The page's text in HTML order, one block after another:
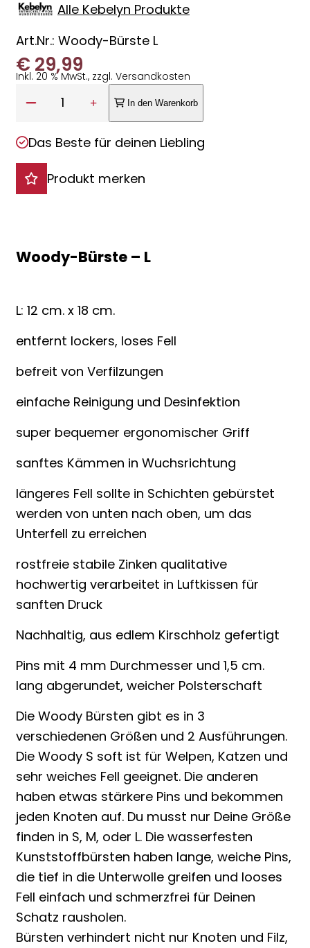
Alle Kebelyn Produkte
Art.Nr.: Woody-Bürste L
€ 29,99
Inkl. 20 % MwSt., zzgl. Versandkosten
1 In den Warenkorb
Das Beste für deinen Liebling
Produkt merken
Woody-Bürste – L
L: 12 cm. x 18 cm.
entfernt lockers, loses Fell
befreit von Verfilzungen
einfache Reinigung und Desinfektion
super bequemer ergonomischer Griff
sanftes Kämmen in Wuchsrichtung
längeres Fell sollte in Schichten gebürstet
werden von unten nach oben, um das
Unterfell zu erreichen
rostfreie stabile Zinken qualitative
hochwertig verarbeitet in Luftkissen für
sanften Druck
Nachhaltig, aus edlem Kirschholz gefertigt
Pins mit 4 mm Durchmesser und 1,5 cm.
lang abgerundet, weicher Polsterschaft
Die Woody Bürsten gibt es in 3
verschiedenen Größen und 2 Ausführungen.
Die Woody S soft ist für Welpen, Katzen und
sehr weiches Fell geeignet. Die anderen
haben etwas stärkere Pins und bekommen
jeden Knoten auf. Du musst nur Deine Größe
finden in S, M, oder L. Die wasserfesten
Kunststoffbürsten haben lange, weiche Pins,
die tief in die Unterwolle greifen und looses
Fell einfach und schmerzfrei für Deinen
Schatz rausholen.
Bürsten verhindert nicht nur Knoten und Filz,